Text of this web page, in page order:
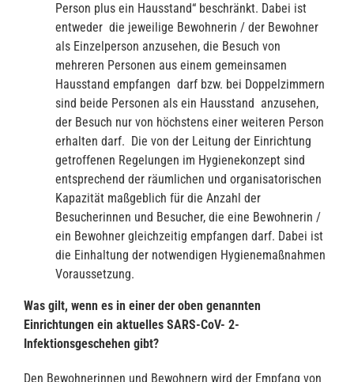
Person plus ein Hausstand“ beschränkt. Dabei ist
entweder die jeweilige Bewohnerin / der Bewohner
als Einzelperson anzusehen, die Besuch von
mehreren Personen aus einem gemeinsamen
Hausstand empfangen darf bzw. bei Doppelzimmern
sind beide Personen als ein Hausstand anzusehen,
der Besuch nur von höchstens einer weiteren Person
erhalten darf. Die von der Leitung der Einrichtung
getroffenen Regelungen im Hygienekonzept sind
entsprechend der räumlichen und organisatorischen
Kapazität maßgeblich für die Anzahl der
Besucherinnen und Besucher, die eine Bewohnerin /
ein Bewohner gleichzeitig empfangen darf. Dabei ist
die Einhaltung der notwendigen Hygienemaßnahmen
Voraussetzung.
Was gilt, wenn es in einer der oben genannten
Einrichtungen ein aktuelles SARS-CoV- 2-
Infektionsgeschehen gibt?
Den Bewohnerinnen und Bewohnern wird der Empfang von